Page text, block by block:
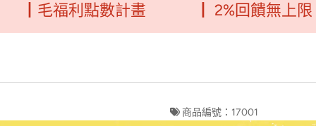
利點數計畫 ┃ 2%回饋無上限
商品編號：17001